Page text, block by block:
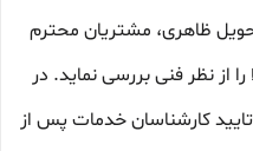
ظاهری، مشتریان محترم
را از نظر فنی بررسی نماید. در
کارشناسان خدمات پس از